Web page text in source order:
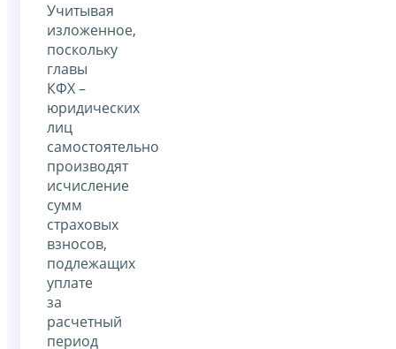
Учитывая
изложенное,
поскольку
главы
КФХ –
юридических
лиц
самостоятельно
производят
исчисление
сумм
страховых
взносов,
подлежащих
уплате
за
расчетный
период